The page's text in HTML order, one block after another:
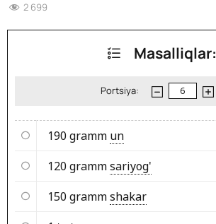
2 699
Masalliqlar:
Portsiya:
190 gramm un
120 grammsariyog'
150 grammshakar